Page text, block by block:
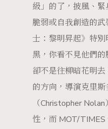
級」的了，披風、
脆弱或自我創造的
士：黎明昇起》特
黑，你看不見他們的
卻不是往柳暗花明
的方向，導演克里
（Christopher
性，而 MOT/